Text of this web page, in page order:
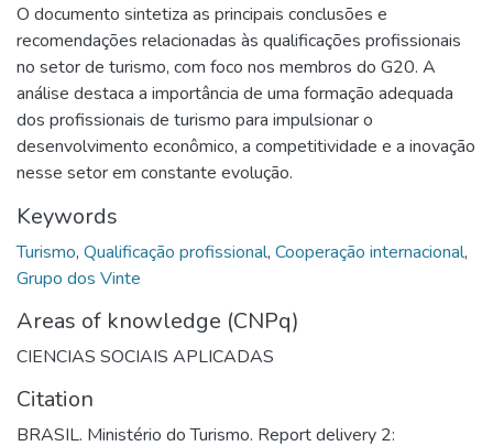
O documento sintetiza as principais conclusões e
recomendações relacionadas às qualificações profissionais
no setor de turismo, com foco nos membros do G20. A
análise destaca a importância de uma formação adequada
dos profissionais de turismo para impulsionar o
desenvolvimento econômico, a competitividade e a inovação
nesse setor em constante evolução.
Keywords
Turismo, Qualificação profissional, Cooperação internacional,
Grupo dos Vinte
Areas of knowledge (CNPq)
CIENCIAS SOCIAIS APLICADAS
Citation
BRASIL. Ministério do Turismo. Report delivery 2: